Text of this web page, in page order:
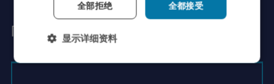
向Rutger 提问
KOREAN
全都接受
全部拒绝
显示详细资料